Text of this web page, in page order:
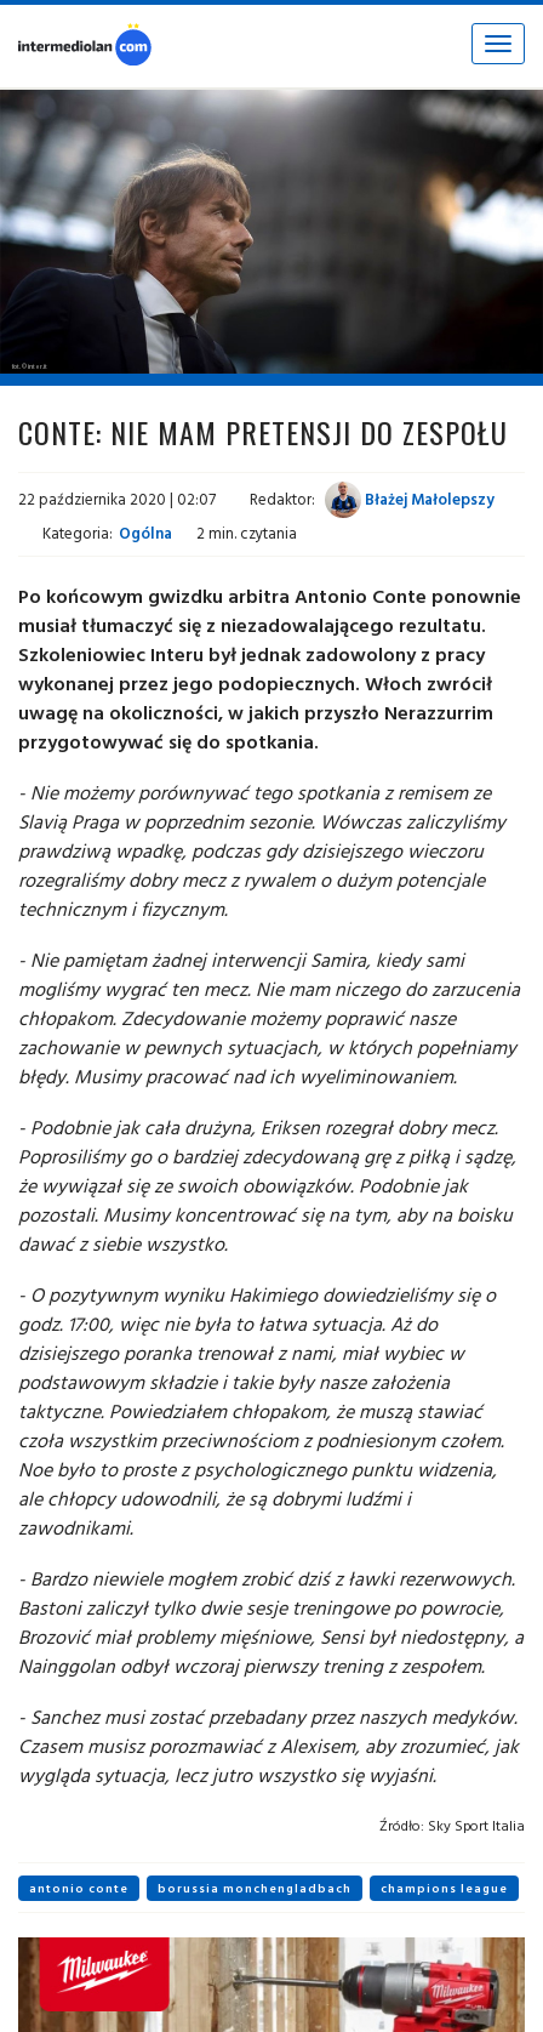
Toggle
fot. © inter.it
CONTE: NIE MAM PRETENSJI DO ZESPOŁU
22 października 2020 | 02:07 Redaktor:
Błażej Małolepszy
Kategoria: Ogólna 2 min. czytania
Po końcowym gwizdku arbitra Antonio Conte ponownie
musiał tłumaczyć się z niezadowalającego rezultatu.
Szkoleniowiec Interu był jednak zadowolony z pracy
wykonanej przez jego podopiecznych. Włoch zwrócił
uwagę na okoliczności, w jakich przyszło Nerazzurrim
przygotowywać się do spotkania.
- Nie możemy porównywać tego spotkania z remisem ze
Slavią Praga w poprzednim sezonie. Wówczas zaliczyliśmy
prawdziwą wpadkę, podczas gdy dzisiejszego wieczoru
rozegraliśmy dobry mecz z rywalem o dużym potencjale
technicznym i fizycznym.
- Nie pamiętam żadnej interwencji Samira, kiedy sami
mogliśmy wygrać ten mecz. Nie mam niczego do zarzucenia
chłopakom. Zdecydowanie możemy poprawić nasze
zachowanie w pewnych sytuacjach, w których popełniamy
błędy. Musimy pracować nad ich wyeliminowaniem.
- Podobnie jak cała drużyna, Eriksen rozegrał dobry mecz.
Poprosiliśmy go o bardziej zdecydowaną grę z piłką i sądzę,
że wywiązał się ze swoich obowiązków. Podobnie jak
pozostali. Musimy koncentrować się na tym, aby na boisku
dawać z siebie wszystko.
- O pozytywnym wyniku Hakimiego dowiedzieliśmy się o
godz. 17:00, więc nie była to łatwa sytuacja. Aż do
dzisiejszego poranka trenował z nami, miał wybiec w
podstawowym składzie i takie były nasze założenia
taktyczne. Powiedziałem chłopakom, że muszą stawiać
czoła wszystkim przeciwnościom z podniesionym czołem.
Noe było to proste z psychologicznego punktu widzenia,
ale chłopcy udowodnili, że są dobrymi ludźmi i
zawodnikami.
- Bardzo niewiele mogłem zrobić dziś z ławki rezerwowych.
Bastoni zaliczył tylko dwie sesje treningowe po powrocie,
Brozović miał problemy mięśniowe, Sensi był niedostępny, a
Nainggolan odbył wczoraj pierwszy trening z zespołem.
- Sanchez musi zostać przebadany przez naszych medyków.
Czasem musisz porozmawiać z Alexisem, aby zrozumieć, jak
wygląda sytuacja, lecz jutro wszystko się wyjaśni.
Źródło: Sky Sport Italia
antonio conte borussia monchengladbach champions league